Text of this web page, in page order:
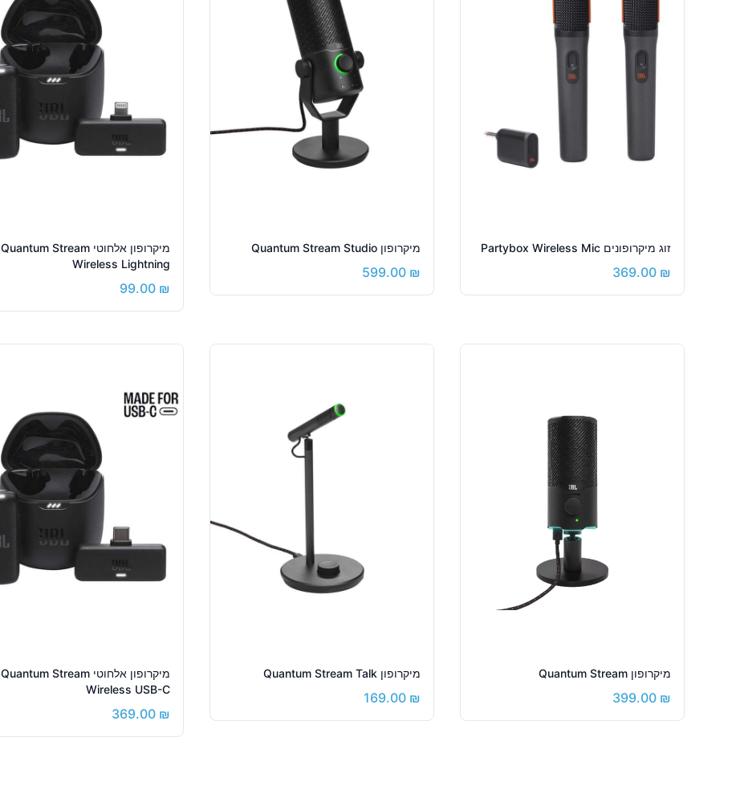
זוג מיקרופונים Partybox Wireless Mic
369.00 ₪
מיקרופון Quantum Stream Studio
599.00 ₪
מיקרופון אלחוטי Quantum Stream
Wireless Lightning
99.00 ₪
מיקרופון Quantum Stream
399.00 ₪
מיקרופון Quantum Stream Talk
169.00 ₪
מיקרופון אלחוטי Quantum Stream
Wireless USB-C
369.00 ₪